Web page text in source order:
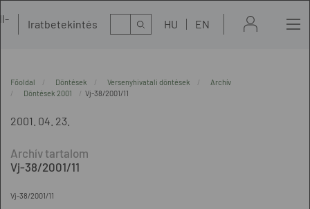
Iratbetekintés Kereső HU EN
Főoldal Döntések Versenyhivatali döntések
Archív
Döntések 2001
Vj-38/2001/11
2001. 04. 23.
Vj-38/2001/11
Vj-38/2001/11